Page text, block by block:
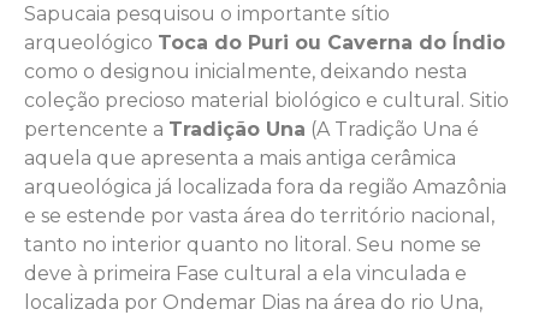
Sapucaia pesquisou o importante sítio
arqueológico Toca do Puri ou Caverna do Índio
como o designou inicialmente, deixando nesta
coleção precioso material biológico e cultural. Sitio
pertencente a Tradição Una (A Tradição Una é
aquela que apresenta a mais antiga cerâmica
arqueológica já localizada fora da região Amazônia
e se estende por vasta área do território nacional,
tanto no interior quanto no litoral. Seu nome se
deve à primeira Fase cultural a ela vinculada e
localizada por Ondemar Dias na área do rio Una,